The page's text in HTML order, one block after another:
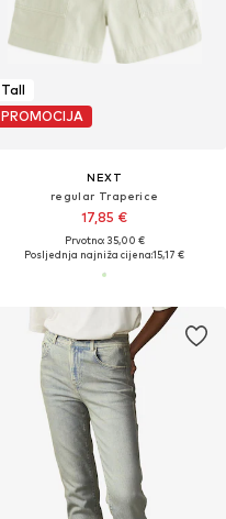
Tall
PROMOCIJA
NEXT
regular Traperice
17,85 €
Prvotno: 35,00 €
Posljednja najniža cijena:15,17 €